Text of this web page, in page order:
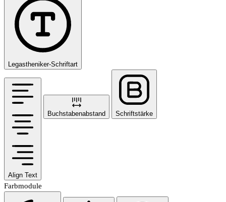
Legastheniker-Schriftart
Align Text
Buchstabenabstand Schriftstärke
Farbmodule